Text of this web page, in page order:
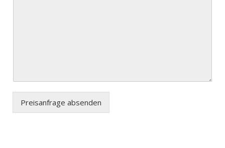
Preisanfrage absenden